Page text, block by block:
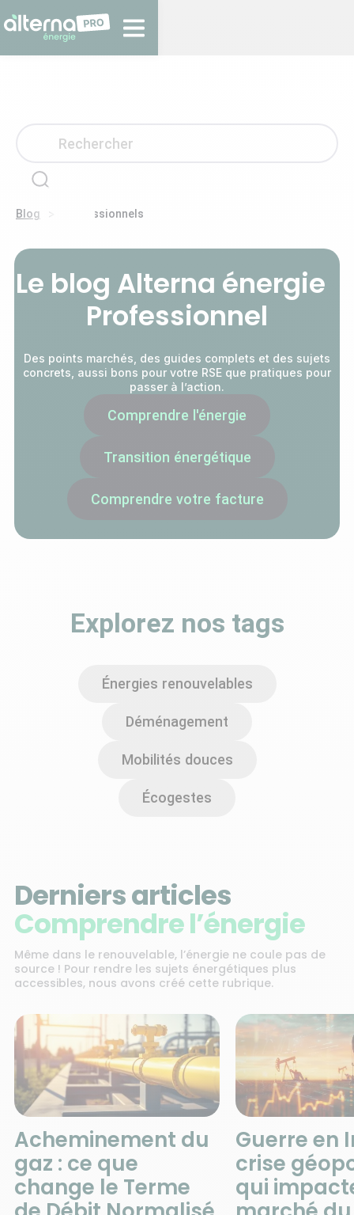
Blog Professionnels
Le blog Alterna énergie
Professionnel
Des points marchés, des guides complets et des sujets
concrets, aussi bons pour votre RSE que pratiques pour
passer à l’action.
Comprendre l'énergie
Transition énergétique
Comprendre votre facture
Explorez nos tags
Énergies renouvelables
Déménagement
Mobilités douces
Écogestes
Derniers articles
Comprendre l’énergie
Même dans le renouvelable, l’énergie ne coule pas de
source ! Pour rendre les sujets énergétiques plus
accessibles, nous avons créé cette rubrique.
Acheminement du
gaz : ce que
change le Terme
Guerre en
crise
qui